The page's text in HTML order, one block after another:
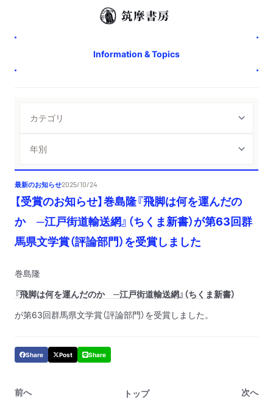
Information & Topics
最新のお知らせ2025/10/24
【受賞のお知らせ】巻島隆『飛脚は何を運んだの
か ─江戸街道輸送網』（ちくま新書）が第63回群
馬県文学賞（評論部門）を受賞しました
巻島隆
『飛脚は何を運んだのか ─江戸街道輸送網』（ちくま新書）
が第63回群馬県文学賞（評論部門）を受賞しました。
Share Post Share
前へ トップ 次へ